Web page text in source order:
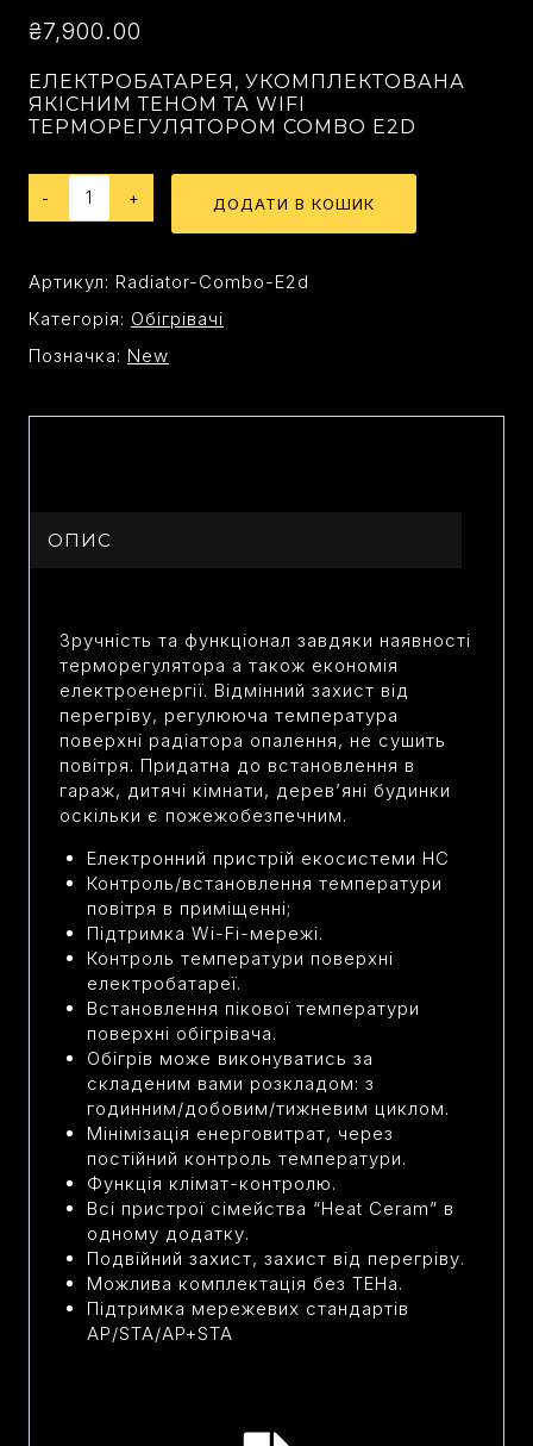
₴7,900.00
ЕЛЕКТРОБАТАРЕЯ, УКОМПЛЕКТОВАНА
ЯКІСНИМ ТЕНОМ ТА WIFI
ТЕРМОРЕГУЛЯТОРОМ COMBO E2D
ДОДАТИ В КОШИК
Артикул: Radiator-Combo-E2d
Категорія: Oбігрівачі
Позначка: New
ОПИС
Зручність та функціонал завдяки наявності
терморегулятора а також економія
електроенергії. Відмінний захист від
перегріву, регулююча температура
поверхні радіатора опалення, не сушить
повітря. Придатна до встановлення в
гараж, дитячі кімнати, дерев’яні будинки
оскільки є пожежобезпечним.
Електронний пристрій екосистеми НС
Контроль/встановлення температури
повітря в приміщенні;
Підтримка Wi-Fi-мережі.
Контроль температури поверхні
електробатареї.
Встановлення пікової температури
поверхні обігрівача.
Обігрів може виконуватись за
складеним вами розкладом: з
годинним/добовим/тижневим циклом.
Мінімізація енерговитрат, через
постійний контроль температури.
Функція клімат-контролю.
Всі пристрої сімейства “Heat Сeram” в
одному додатку.
Подвійний захист, захист від перегріву.
Можлива комплектація без ТЕНа.
Підтримка мережевих стандартів
AP/STA/AP+STA